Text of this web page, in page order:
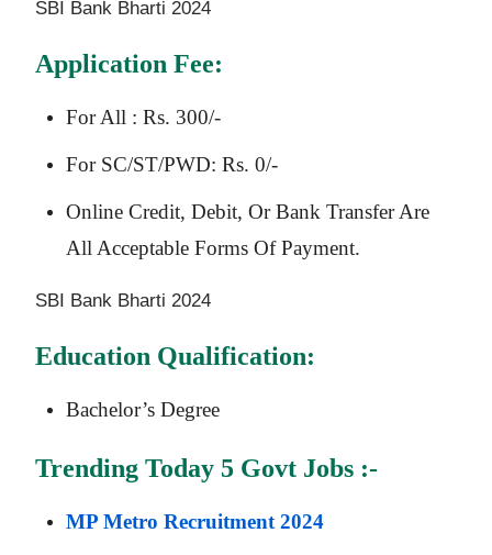
SBI Bank Bharti 2024
Application Fee:
For All : Rs. 300/-
For SC/ST/PWD: Rs. 0/-
Online Credit, Debit, Or Bank Transfer Are
All Acceptable Forms Of Payment.
SBI Bank Bharti 2024
Education Qualification:
Bachelor’s Degree
Trending Today 5 Govt Jobs :-
MP Metro Recruitment 2024